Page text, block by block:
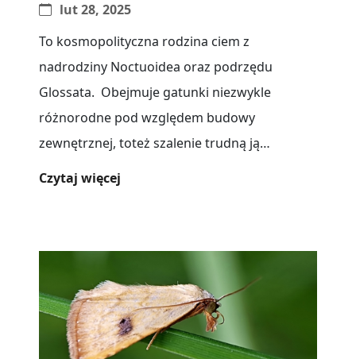
lut 28, 2025
To kosmopolityczna rodzina ciem z
nadrodziny Noctuoidea oraz podrzędu
Glossata. Obejmuje gatunki niezwykle
różnorodne pod względem budowy
zewnętrznej, toteż szalenie trudną ją
Czytaj więcej